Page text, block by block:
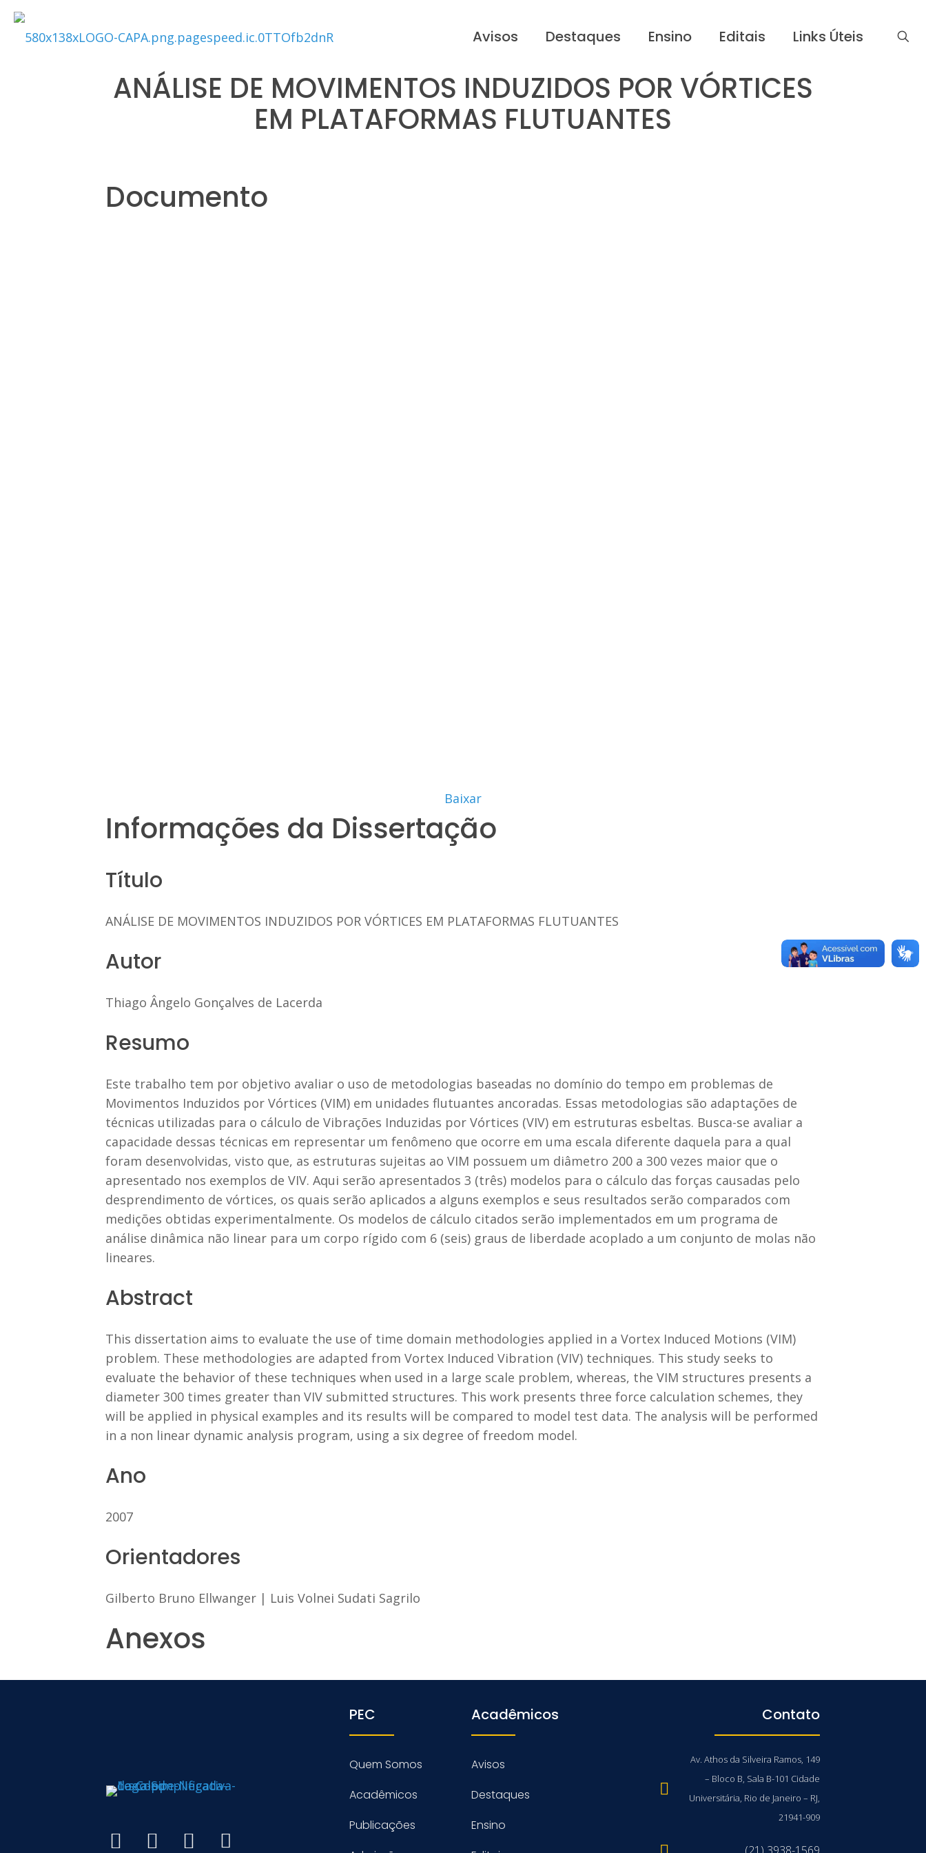
Avisos Destaques Ensino Editais Links Úteis
ANÁLISE DE MOVIMENTOS INDUZIDOS POR VÓRTICES
EM PLATAFORMAS FLUTUANTES
Documento
Baixar
Informações da Dissertação
Título
ANÁLISE DE MOVIMENTOS INDUZIDOS POR VÓRTICES EM PLATAFORMAS FLUTUANTES
Autor
Thiago Ângelo Gonçalves de Lacerda
Resumo
Este trabalho tem por objetivo avaliar o uso de metodologias baseadas no domínio do tempo em problemas de
Movimentos Induzidos por Vórtices (VIM) em unidades flutuantes ancoradas. Essas metodologias são adaptações de
técnicas utilizadas para o cálculo de Vibrações Induzidas por Vórtices (VIV) em estruturas esbeltas. Busca-se avaliar a
capacidade dessas técnicas em representar um fenômeno que ocorre em uma escala diferente daquela para a qual
foram desenvolvidas, visto que, as estruturas sujeitas ao VIM possuem um diâmetro 200 a 300 vezes maior que o
apresentado nos exemplos de VIV. Aqui serão apresentados 3 (três) modelos para o cálculo das forças causadas pelo
desprendimento de vórtices, os quais serão aplicados a alguns exemplos e seus resultados serão comparados com
medições obtidas experimentalmente. Os modelos de cálculo citados serão implementados em um programa de
análise dinâmica não linear para um corpo rígido com 6 (seis) graus de liberdade acoplado a um conjunto de molas não
lineares.
Abstract
This dissertation aims to evaluate the use of time domain methodologies applied in a Vortex Induced Motions (VIM)
problem. These methodologies are adapted from Vortex Induced Vibration (VIV) techniques. This study seeks to
evaluate the behavior of these techniques when used in a large scale problem, whereas, the VIM structures presents a
diameter 300 times greater than VIV submitted structures. This work presents three force calculation schemes, they
will be applied in physical examples and its results will be compared to model test data. The analysis will be performed
in a non linear dynamic analysis program, using a six degree of freedom model.
Ano
2007
Orientadores
Gilberto Bruno Ellwanger| Luis Volnei Sudati Sagrilo
Anexos
PEC
Quem Somos
Acadêmicos
Publicações
Acadêmicos
Avisos
Destaques
Ensino
Contato
Av. Athos da Silveira Ramos, 149
– Bloco B, Sala B-101 Cidade
Universitária, Rio de Janeiro – RJ,
21941-909